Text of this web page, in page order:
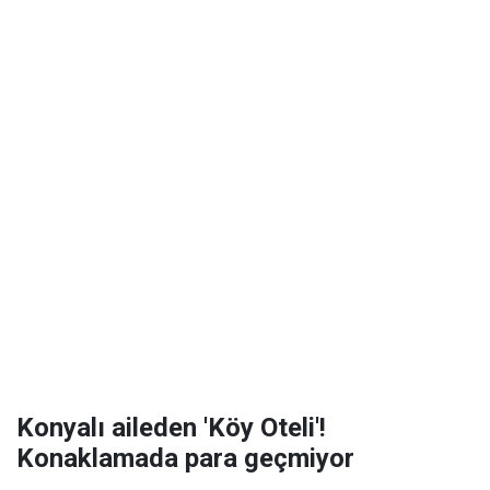
Konyalı aileden 'Köy Oteli'!
Konaklamada para geçmiyor